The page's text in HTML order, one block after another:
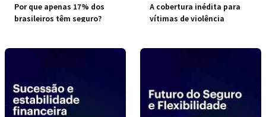
Por que apenas 17% dos
brasileiros têm seguro?
A cobertura inédita para
vítimas de violência